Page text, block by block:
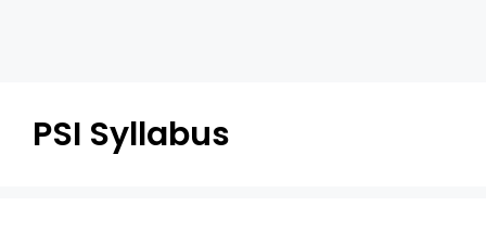
PSI Syllabus